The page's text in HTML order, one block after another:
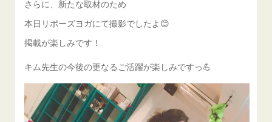
さらに、新たな取材のため
本日リポーズヨガにて撮影でしたよ😊
掲載が楽しみです！
キム先生の今後の更なるご活躍が楽しみですっ💪